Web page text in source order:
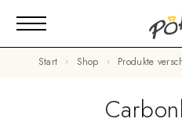
Start Shop Produkte